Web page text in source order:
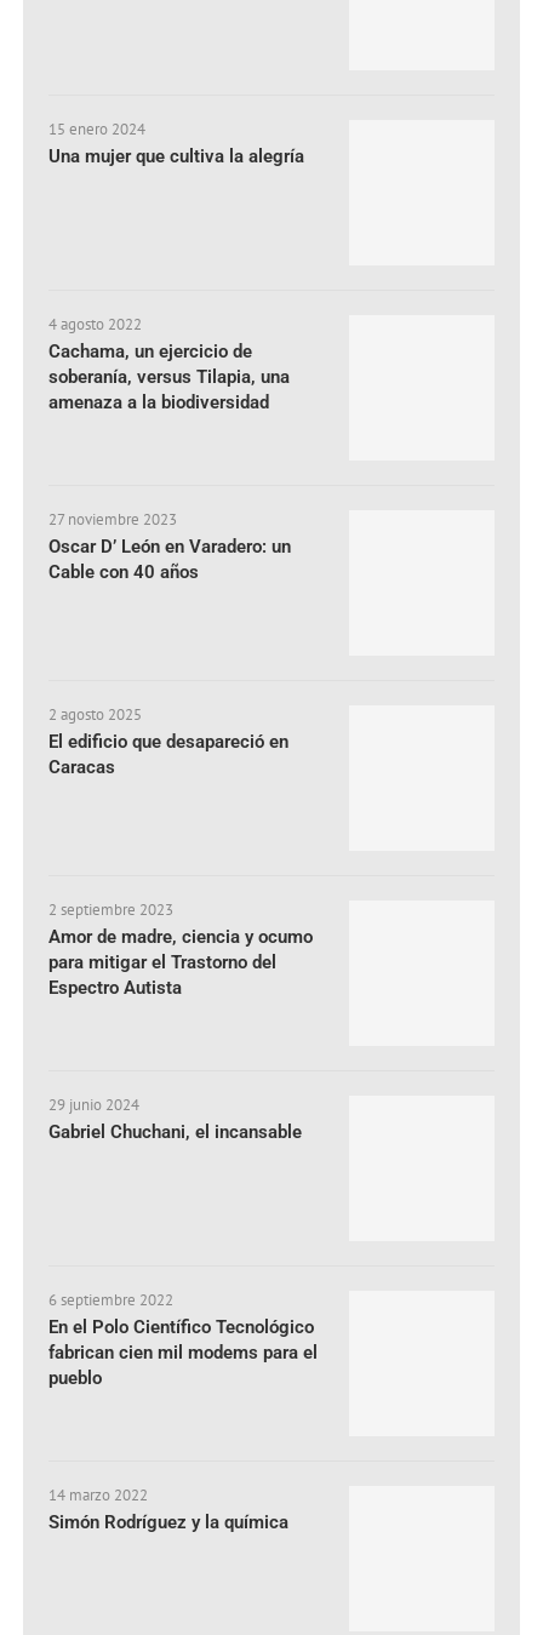
15 enero 2024
Una mujer que cultiva la alegría
4 agosto 2022
Cachama, un ejercicio de
soberanía, versus Tilapia, una
amenaza a la biodiversidad
27 noviembre 2023
Oscar D’ León en Varadero: un
Cable con 40 años
2 agosto 2025
El edificio que desapareció en
Caracas
2 septiembre 2023
Amor de madre, ciencia y ocumo
para mitigar el Trastorno del
Espectro Autista
29 junio 2024
Gabriel Chuchani, el incansable
6 septiembre 2022
En el Polo Científico Tecnológico
fabrican cien mil modems para el
pueblo
14 marzo 2022
Simón Rodríguez y la química